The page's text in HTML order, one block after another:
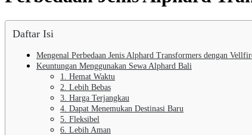
Daftar Isi
Mengenal Perbedaan Jenis Alphard Transformers dengan
Keuntungan Menggunakan Sewa Alphard Bali
1. Hemat Waktu
2. Lebih Bebas
3. Harga Terjangkau
4. Dapat Menemukan Destinasi Baru
5. Fleksibel
6. Lebih Aman